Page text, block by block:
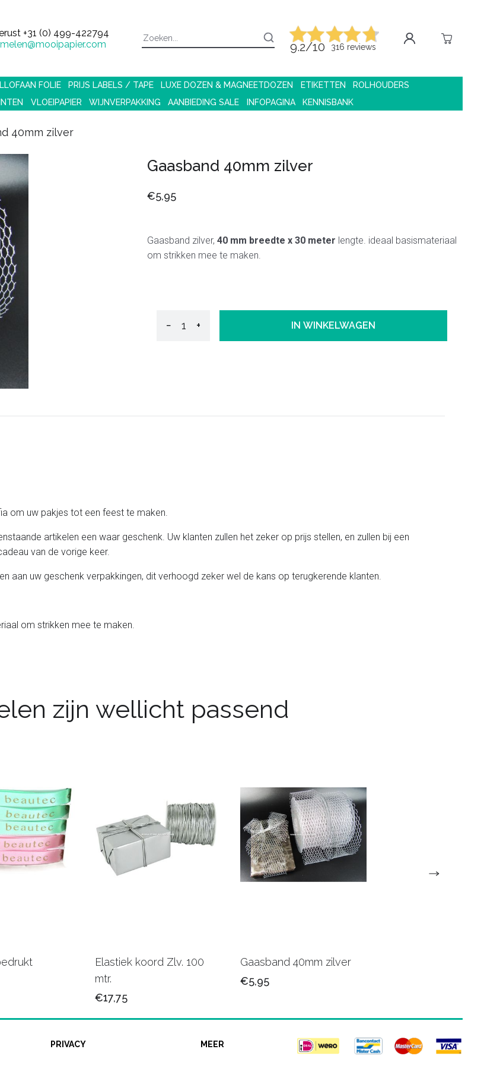
+31 (0) 499-422794
9.2/10 316 reviews
FOLIE PRIJS LABELS / TAPE LUXE DOZEN & MAGNEETDOZEN ETIKETTEN
ROLHOUDERS
VLOEIPAPIER WIJNVERPAKKING AANBIEDING SALE INFOPAGINA KENNISBANK
40mm zilver
Gaasband 40mm zilver
€5,95
Gaasband zilver, 40 mm breedte x 30 meter lengte. ideaal basismateriaal
om strikken mee te maken.
− + IN WINKELWAGEN
om uw pakjes tot een feest te maken.
artikelen een waar geschenk. Uw klanten zullen het zeker op prijs stellen, en zullen bij een
van de vorige keer.
aan uw geschenk verpakkingen, dit verhoogd zeker wel de kans op terugkerende klanten.
om strikken mee te maken.
zijn wellicht passend
Elastiek koord Zlv. 100
mtr.
€17,75
Gaasband 40mm zilver
€5,95
PRIVACY MEER